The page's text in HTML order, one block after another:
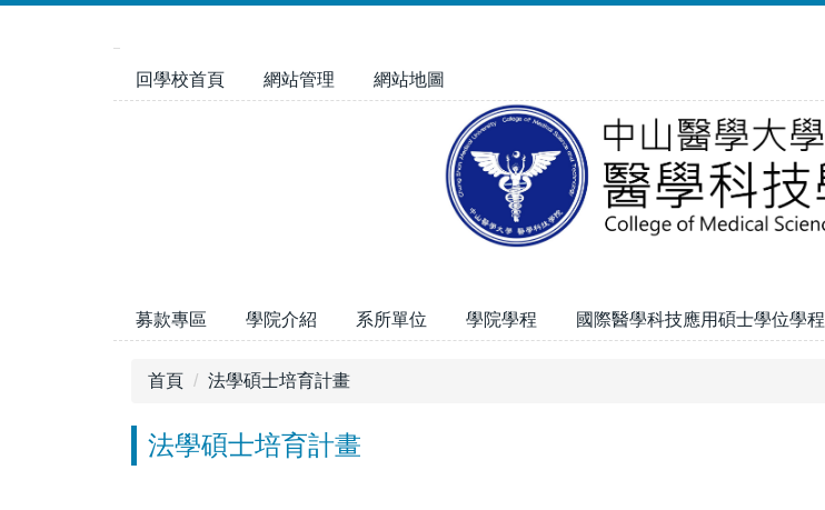
回學校首頁 網站管理 網站地圖
募款專區 學院介紹 系所單位 學院學程 國際醫學科技應用碩士學位學程
首頁 法學碩士培育計畫
法學碩士培育計畫